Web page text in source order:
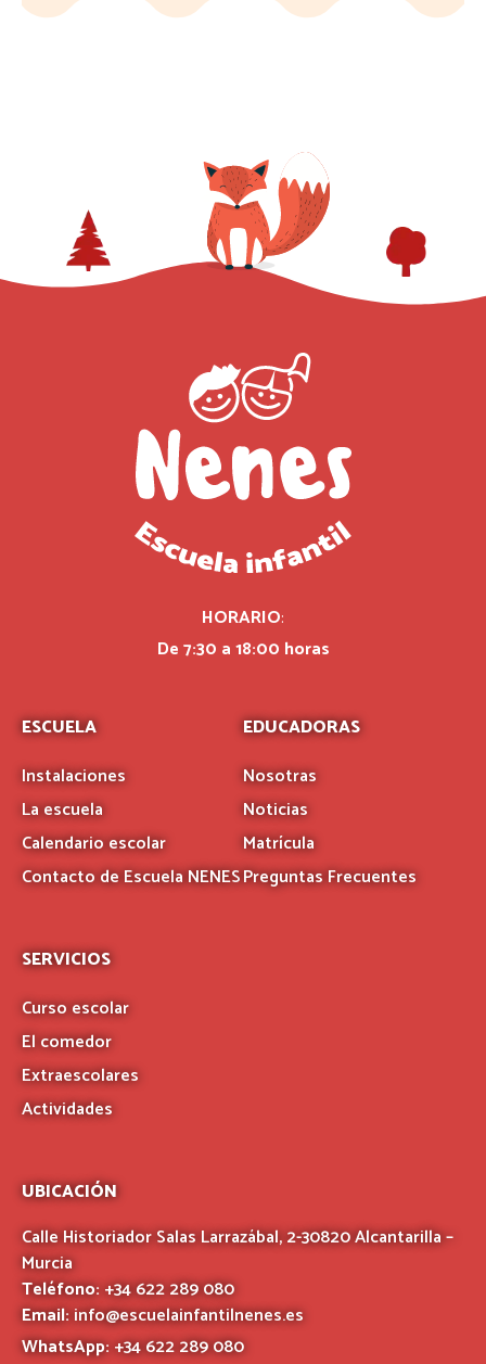
HORARIO:
De 7:30 a 18:00 horas
ESCUELA
Instalaciones
La escuela
Calendario escolar
Contacto de Escuela NENES
EDUCADORAS
Nosotras
Noticias
Matrícula
Preguntas Frecuentes
SERVICIOS
Curso escolar
El comedor
Extraescolares
Actividades
UBICACIÓN
Calle Historiador Salas Larrazábal, 2-30820 Alcantarilla –
Murcia
Teléfono:+34 622 289 080
Email:info@escuelainfantilnenes.es
WhatsApp:+34 622 289 080